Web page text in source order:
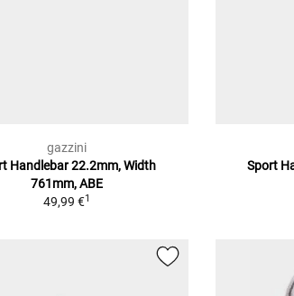
gazzini
Handlebar 22.2mm, Width
761mm, ABE
49,99 €1
Sport